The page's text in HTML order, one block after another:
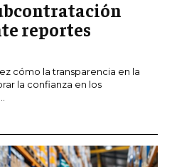
reportes
cómo la transparencia en la
la confianza en los